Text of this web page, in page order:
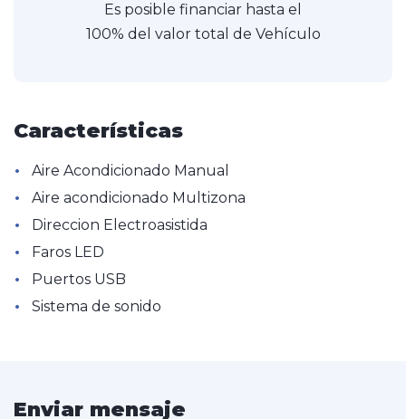
Es posible financiar hasta el
100% del valor total de Vehículo
Características
• Aire Acondicionado Manual
• Aire acondicionado Multizona
• Direccion Electroasistida
• Faros LED
• Puertos USB
• Sistema de sonido
Enviar mensaje